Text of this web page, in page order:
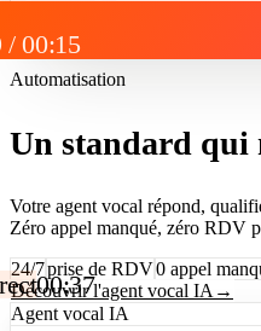
/ 00:15
Automatisation
Un standard qui
Votre agent vocal répond,
Zéro appel manqué, zéro RDV
24/7prise de RDV0 appel
Découvrir l'agent vocal IA →
Agent vocal IA
00:37